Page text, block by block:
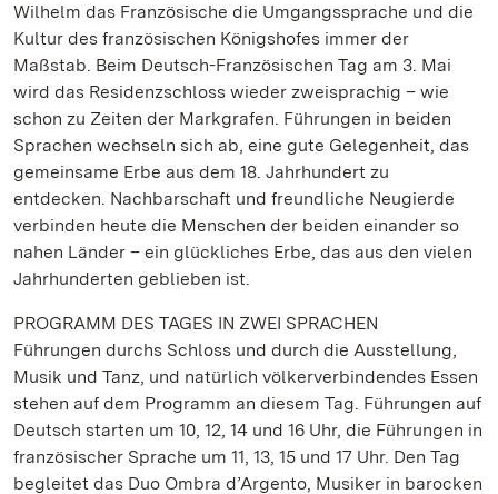
Wilhelm das Französische die Umgangssprache und die
Kultur des französischen Königshofes immer der
Maßstab. Beim Deutsch-Französischen Tag am 3. Mai
wird das Residenzschloss wieder zweisprachig – wie
schon zu Zeiten der Markgrafen. Führungen in beiden
Sprachen wechseln sich ab, eine gute Gelegenheit, das
gemeinsame Erbe aus dem 18. Jahrhundert zu
entdecken. Nachbarschaft und freundliche Neugierde
verbinden heute die Menschen der beiden einander so
nahen Länder – ein glückliches Erbe, das aus den vielen
Jahrhunderten geblieben ist.
PROGRAMM DES TAGES IN ZWEI SPRACHEN
Führungen durchs Schloss und durch die Ausstellung,
Musik und Tanz, und natürlich völkerverbindendes Essen
stehen auf dem Programm an diesem Tag. Führungen auf
Deutsch starten um 10, 12, 14 und 16 Uhr, die Führungen in
französischer Sprache um 11, 13, 15 und 17 Uhr. Den Tag
begleitet das Duo Ombra d’Argento, Musiker in barocken